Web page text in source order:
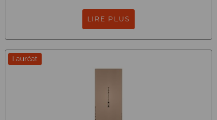
LIRE PLUS
Lauréat